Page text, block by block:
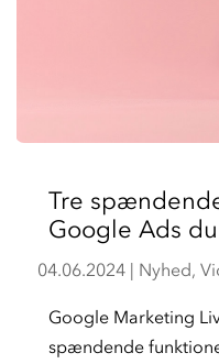
Tre
Google Ads
04.06.2024 | Nyhed,
Google Marketing
spændende